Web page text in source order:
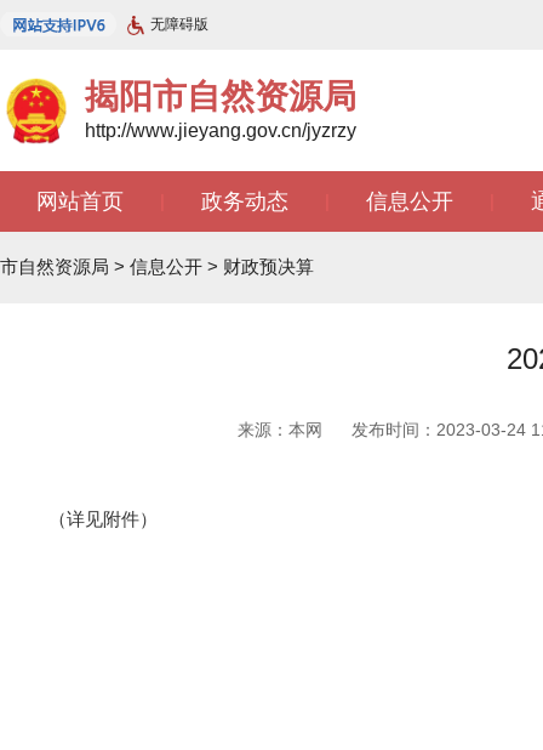
无障碍版
揭阳市自然资源局
http://www.jieyang.gov.cn/jyzrzy
网站首页 政务动态 信息公开
市自然资源局 > 信息公开 > 财政预决算
来源：本网 发布时间：2023-03-24
（详见附件）